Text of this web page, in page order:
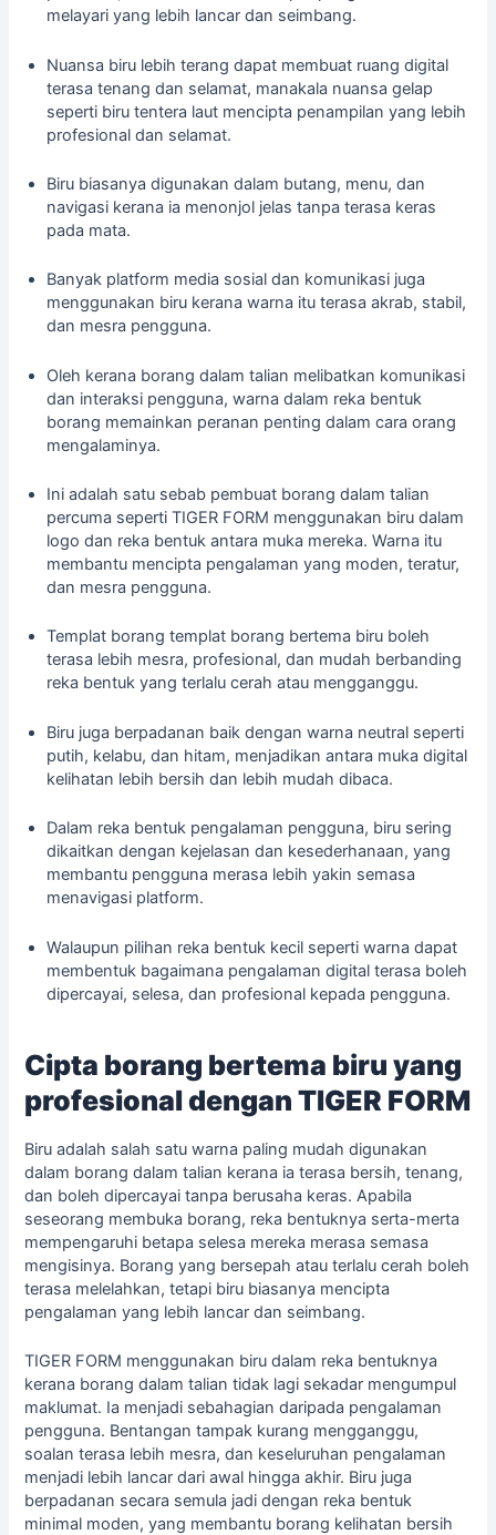
melayari yang lebih lancar dan seimbang.
Nuansa biru lebih terang dapat membuat ruang digital
terasa tenang dan selamat, manakala nuansa gelap
seperti biru tentera laut mencipta penampilan yang lebih
profesional dan selamat.
Biru biasanya digunakan dalam butang, menu, dan
navigasi kerana ia menonjol jelas tanpa terasa keras
pada mata.
Banyak platform media sosial dan komunikasi juga
menggunakan biru kerana warna itu terasa akrab, stabil,
dan mesra pengguna.
Oleh kerana borang dalam talian melibatkan komunikasi
dan interaksi pengguna, warna dalam reka bentuk
borang memainkan peranan penting dalam cara orang
mengalaminya.
Ini adalah satu sebab pembuat borang dalam talian
percuma seperti TIGER FORM menggunakan biru dalam
logo dan reka bentuk antara muka mereka. Warna itu
membantu mencipta pengalaman yang moden, teratur,
dan mesra pengguna.
Templat borangtemplat borang bertema biru boleh
terasa lebih mesra, profesional, dan mudah berbanding
reka bentuk yang terlalu cerah atau mengganggu.
Biru juga berpadanan baik dengan warna neutral seperti
putih, kelabu, dan hitam, menjadikan antara muka digital
kelihatan lebih bersih dan lebih mudah dibaca.
Dalam reka bentuk pengalaman pengguna, biru sering
dikaitkan dengan kejelasan dan kesederhanaan, yang
membantu pengguna merasa lebih yakin semasa
menavigasi platform.
Walaupun pilihan reka bentuk kecil seperti warna dapat
membentuk bagaimana pengalaman digital terasa boleh
dipercayai, selesa, dan profesional kepada pengguna.
Cipta borang bertema biru yang
profesional dengan TIGER FORM
Biru adalah salah satu warna paling mudah digunakan
dalam borang dalam talian kerana ia terasa bersih, tenang,
dan boleh dipercayai tanpa berusaha keras. Apabila
seseorang membuka borang, reka bentuknya serta-merta
mempengaruhi betapa selesa mereka merasa semasa
mengisinya. Borang yang bersepah atau terlalu cerah boleh
terasa melelahkan, tetapi biru biasanya mencipta
pengalaman yang lebih lancar dan seimbang.
TIGER FORM menggunakan biru dalam reka bentuknya
kerana borang dalam talian tidak lagi sekadar mengumpul
maklumat. Ia menjadi sebahagian daripada pengalaman
pengguna. Bentangan tampak kurang mengganggu,
soalan terasa lebih mesra, dan keseluruhan pengalaman
menjadi lebih lancar dari awal hingga akhir. Biru juga
berpadanan secara semula jadi dengan reka bentuk
minimal moden, yang membantu borang kelihatan bersih